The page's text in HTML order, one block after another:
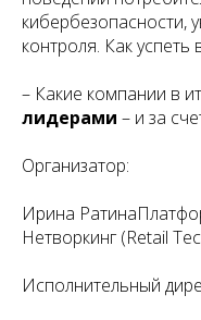
кибербезопасности,
контроля. Как успеть
– Какие компании в
лидерами – и за
Организатор:
Ирина
Нетворкинг (Retail
Исполнительный